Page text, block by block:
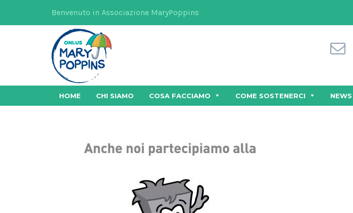
Benvenuto in Associazione MaryPoppins
HOME CHI SIAMO COSA FACCIAMO COME SOSTENERCI NEWS